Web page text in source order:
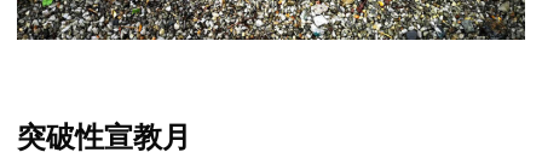
突破性宣教月